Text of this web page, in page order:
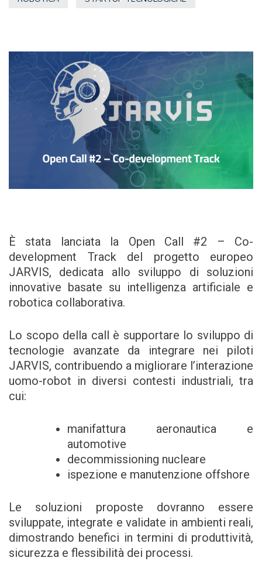
È stata lanciata la Open Call #2 – Co-
development Track del progetto europeo
JARVIS, dedicata allo sviluppo di soluzioni
innovative basate su intelligenza artificiale e
robotica collaborativa.
Lo scopo della call è supportare lo sviluppo di
tecnologie avanzate da integrare nei piloti
JARVIS, contribuendo a migliorare l’interazione
uomo-robot in diversi contesti industriali, tra
cui:
manifattura aeronautica e
automotive
decommissioning nucleare
ispezione e manutenzione offshore
Le soluzioni proposte dovranno essere
sviluppate, integrate e validate in ambienti reali,
dimostrando benefici in termini di produttività,
sicurezza e flessibilità dei processi.